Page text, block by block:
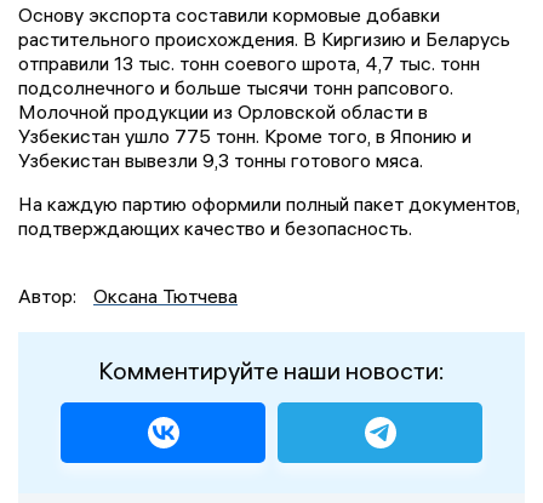
Основу экспорта составили кормовые добавки
растительного происхождения. В Киргизию и Беларусь
отправили 13 тыс. тонн соевого шрота, 4,7 тыс. тонн
подсолнечного и больше тысячи тонн рапсового.
Молочной продукции из Орловской области в
Узбекистан ушло 775 тонн. Кроме того, в Японию и
Узбекистан вывезли 9,3 тонны готового мяса.
На каждую партию оформили полный пакет документов,
подтверждающих качество и безопасность.
Автор: Оксана Тютчева
Комментируйте наши новости: